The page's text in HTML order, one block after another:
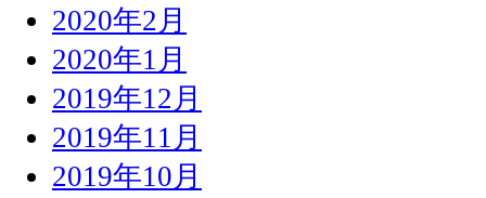
2020年2月
2020年1月
2019年12月
2019年11月
2019年10月